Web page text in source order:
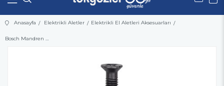
Üye Girişi Üye Ol
Anasayfa Elektrikli Aletler Elektrikli El Aletleri Aksesuarları
Bosch Mandren Adaptörü SDS-Plus'dan 1/2''-20 UNF'ye